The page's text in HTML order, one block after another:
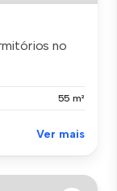
no
55 m²
Ver mais